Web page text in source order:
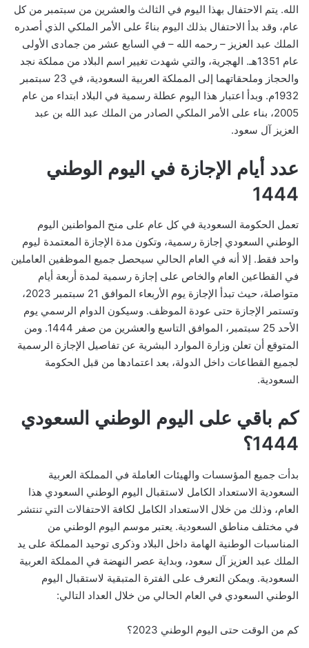
الله. يتم الاحتفال بهذا اليوم في الثالث والعشرين من سبتمبر من كل
عام، وقد بدأ الاحتفال بذلك اليوم بناءً على الأمر الملكي الذي أصدره
الملك عبد العزيز – رحمه الله – في السابع عشر من جمادى الأولى
عام 1351هـ. الهجرية، والتي شهدت تغيير اسم البلاد من مملكة نجد
والحجاز وملحقاتهما إلى المملكة العربية السعودية، في 23 سبتمبر
1932م. وبدأ اعتبار هذا اليوم عطلة رسمية في البلاد ابتداء من عام
2005، بناء على الأمر الملكي الصادر من الملك عبد الله بن عبد
العزيز آل سعود.
عدد أيام الإجازة في اليوم الوطني
1444
تعمل الحكومة السعودية في كل عام على منح المواطنين اليوم
الوطني السعودي إجازة رسمية، وتكون مدة الإجازة المعتمدة ليوم
واحد فقط. إلا أنه في العام الحالي سيحصل جميع الموظفين العاملين
في القطاعين العام والخاص على إجازة رسمية لمدة أربعة أيام
متواصلة، حيث تبدأ الإجازة يوم الأربعاء الموافق 21 سبتمبر 2023،
وتستمر الإجازة حتى عودة الموظف. وسيكون الدوام الرسمي يوم
الأحد 25 سبتمبر، الموافق التاسع والعشرين من صفر 1444. ومن
المتوقع أن تعلن وزارة الموارد البشرية عن تفاصيل الإجازة الرسمية
لجميع القطاعات داخل الدولة، بعد اعتمادها من قبل الحكومة
السعودية.
كم باقي على اليوم الوطني السعودي
1444؟
بدأت جميع المؤسسات والهيئات العاملة في المملكة العربية
السعودية الاستعداد الكامل لاستقبال اليوم الوطني السعودي هذا
العام، وذلك من خلال الاستعداد الكامل لكافة الاحتفالات التي تنتشر
في مختلف مناطق السعودية. يعتبر موسم اليوم الوطني من
المناسبات الوطنية الهامة داخل البلاد وذكرى توحيد المملكة على يد
الملك عبد العزيز آل سعود، وبداية عصر النهضة في المملكة العربية
السعودية. ويمكن التعرف على الفترة المتبقية لاستقبال اليوم
الوطني السعودي في العام الحالي من خلال العداد التالي:
كم من الوقت حتى اليوم الوطني 2023؟